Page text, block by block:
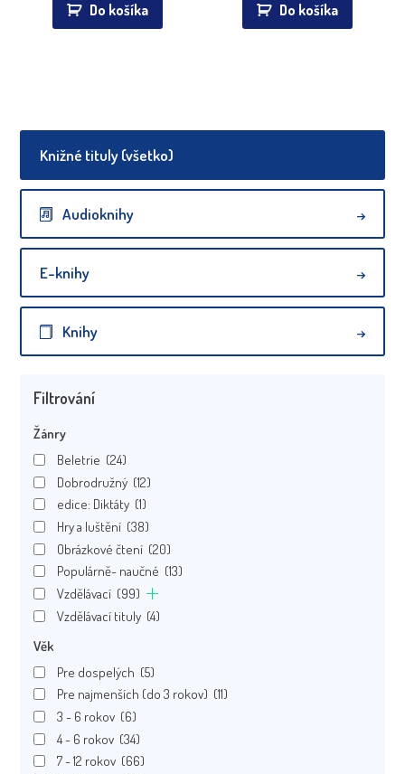
Knižné tituly (všetko)
Audioknihy
E-knihy
Knihy
Filtrování
Žánry
Beletrie (24)
Dobrodružný (12)
edice: Diktáty (1)
Hry a luštění (38)
Obrázkové čtení (20)
Populárně- naučné (13)
Vzdělávací (99)
Vzdělávací tituly (4)
Věk
Pre dospelých (5)
Pre najmenších (do 3 rokov) (11)
3 - 6 rokov (6)
4 - 6 rokov (34)
7 - 12 rokov (66)
Do košíka Do košíka